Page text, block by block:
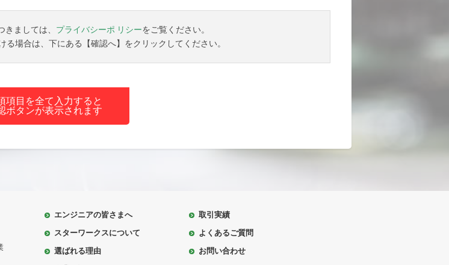
ましては、 プライバシーポ リシーをご覧ください。
る場合は、下にある【確認へ】をクリックしてください。
項目を全て入力すると
ボタンが表示されます
エンジニアの皆さまへ
スターワークスについて
選ばれる理由
取引実績
よくあるご質問
お問い合わせ